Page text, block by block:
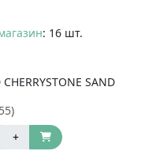
: 16 шт.
SAND
)
+